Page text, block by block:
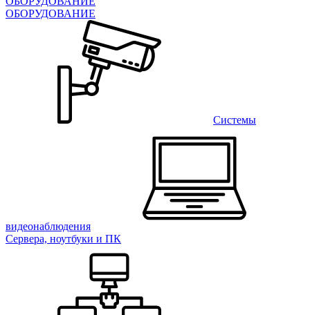
ОБОРУДОВАНИЕ
Системы
видеонаблюдения
Сервера, ноутбуки и ПК